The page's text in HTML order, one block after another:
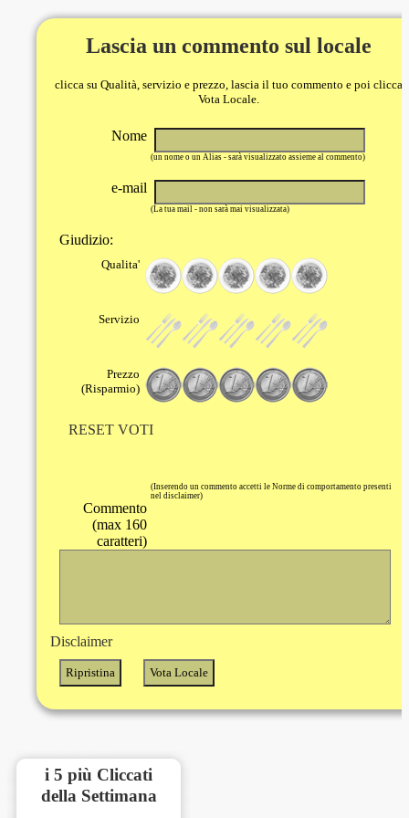
Lascia un commento sul locale
clicca su Qualità, servizio e prezzo, lascia il tuo commento e poi clicca
Vota Locale.
Nome
(un nome o un Alias - sarà visualizzato assieme al commento)
e-mail
(La tua mail - non sarà mai visualizzata)
Giudizio:
Qualita'
Servizio
Prezzo
(Risparmio)
RESET VOTI
(Inserendo un commento accetti le Norme di comportamento presenti
nel disclaimer)
Commento
(max 160
caratteri)
Disclaimer
i 5 più Cliccati
della Settimana